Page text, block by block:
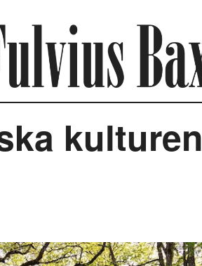
kulturen